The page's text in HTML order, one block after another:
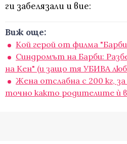
ги забелязали и вие:
Виж още:
Кой герой от филма
Синдромът на Барби:
на Кен" (и защо тя УБИВА
Жена отслабна с 200 кг,
точно както родителите ѝ